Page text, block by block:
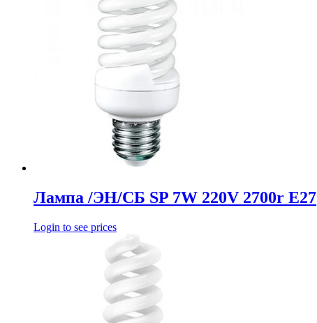
Лампа /ЭН/СБ SP 7W 220V 2700r E27
Login to see prices